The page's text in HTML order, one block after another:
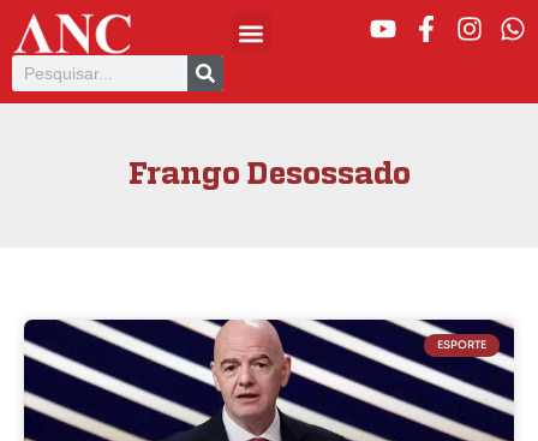
Frango Desossado
ESPORTE